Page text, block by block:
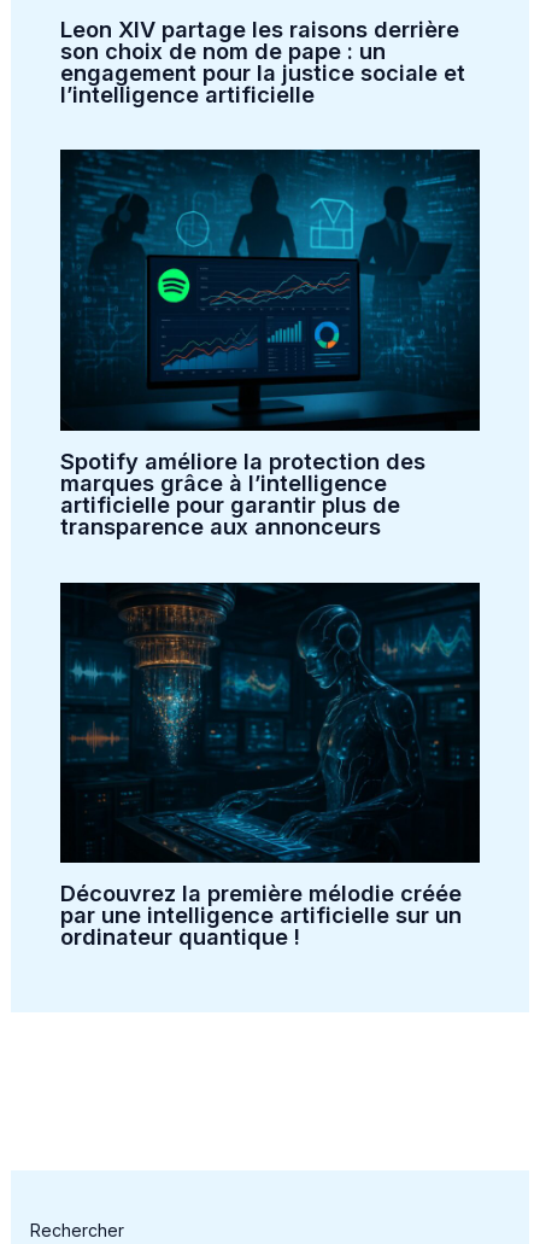
Leon XIV partage les raisons derrière
son choix de nom de pape : un
engagement pour la justice sociale et
l’intelligence artificielle
Spotify améliore la protection des
marques grâce à l’intelligence
artificielle pour garantir plus de
transparence aux annonceurs
Découvrez la première mélodie créée
par une intelligence artificielle sur un
ordinateur quantique !
Rechercher